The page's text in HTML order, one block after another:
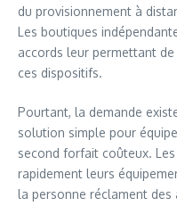
du provisionnement à
Les boutiques
accords leur permettant
ces dispositifs.
Pourtant, la demande
solution simple pour
second forfait coûteux.
rapidement leurs
la personne réclament